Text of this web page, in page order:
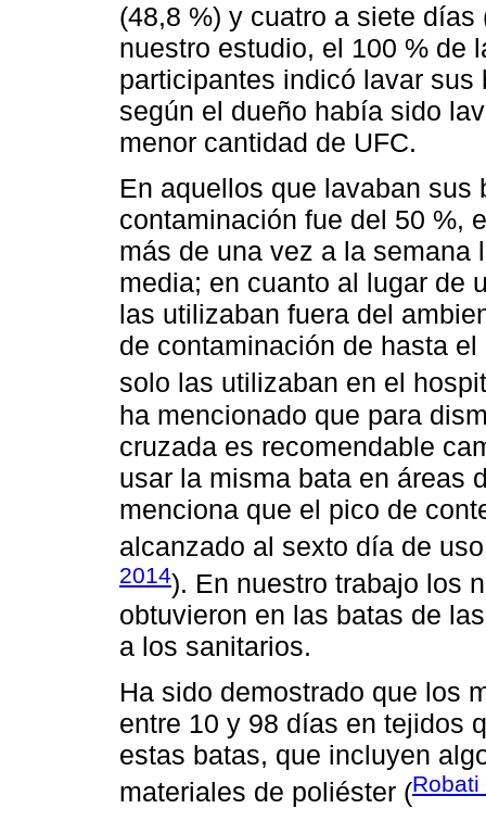
(48,8 %) y cuatro a siete días
nuestro estudio, el 100 % de
participantes indicó lavar
según el dueño había sido
menor cantidad de UFC.
En aquellos que lavaban
contaminación fue del 50 %,
más de una vez a la semana
media; en cuanto al lugar de
las utilizaban fuera del
de contaminación de hasta
solo las utilizaban en el
ha mencionado que para
cruzada es recomendable
usar la misma bata en áreas
menciona que el pico de
alcanzado al sexto día de
2014). En nuestro trabajo los
obtuvieron en las batas de
a los sanitarios.
Ha sido demostrado que los
entre 10 y 98 días en tejidos
estas batas, que incluyen
materiales de poliéster (Robati